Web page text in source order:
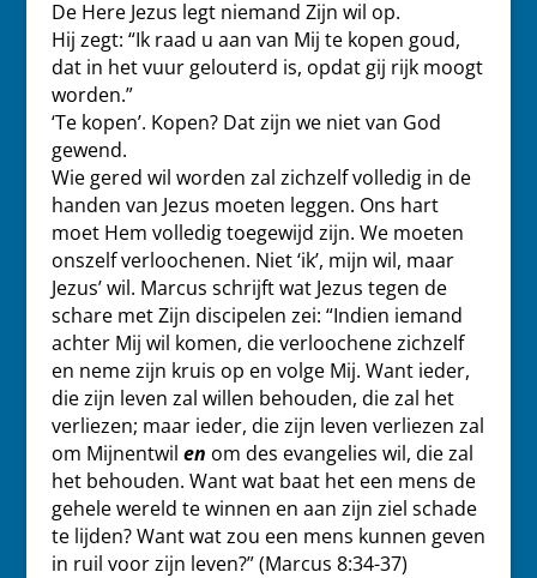
De Here Jezus legt niemand Zijn wil op.
Hij zegt: “Ik raad u aan van Mij te kopen goud,
dat in het vuur gelouterd is, opdat gij rijk moogt
worden.”
‘Te kopen’. Kopen? Dat zijn we niet van God
gewend.
Wie gered wil worden zal zichzelf volledig in de
handen van Jezus moeten leggen. Ons hart
moet Hem volledig toegewijd zijn. We moeten
onszelf verloochenen. Niet ‘ik’, mijn wil, maar
Jezus’ wil. Marcus schrijft wat Jezus tegen de
schare met Zijn discipelen zei: “Indien iemand
achter Mij wil komen, die verloochene zichzelf
en neme zijn kruis op en volge Mij. Want ieder,
die zijn leven zal willen behouden, die zal het
verliezen; maar ieder, die zijn leven verliezen zal
om Mijnentwil en om des evangelies wil, die zal
het behouden. Want wat baat het een mens de
gehele wereld te winnen en aan zijn ziel schade
te lijden? Want wat zou een mens kunnen geven
in ruil voor zijn leven?” (Marcus 8:34-37)